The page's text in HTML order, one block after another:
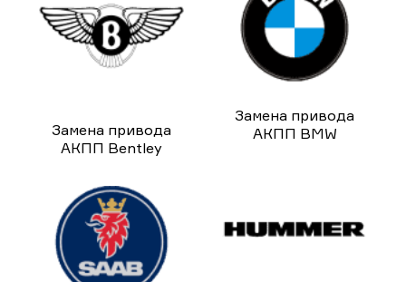
Замена привода
АКПП Bentley
Замена привода
АКПП BMW